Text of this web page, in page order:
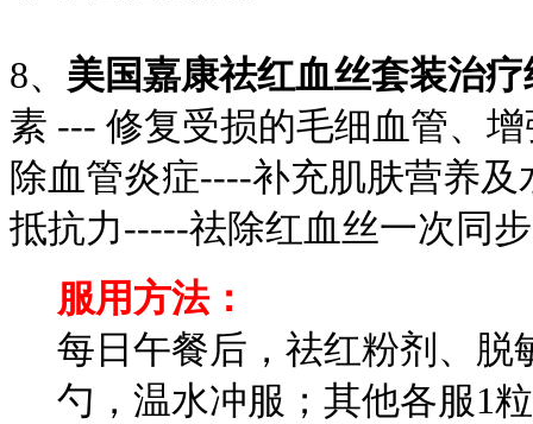
8、 美国嘉康祛红血丝套装治
素 --- 修复受损的毛细血管、
除血管炎症----补充肌肤营养
抵抗力-----祛除红血丝一次同
服用方法：
每日午餐后，祛红粉剂、脱
勺，温水冲服；其他各服1